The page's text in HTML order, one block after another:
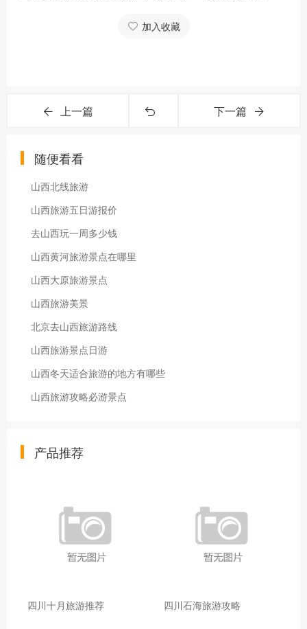
加入收藏
上一篇 下一篇
随便看看
山西北线旅游
山西旅游五日游报价
去山西玩一周多少钱
山西黄河旅游景点在哪里
山西大原旅游景点
山西旅游美景
北京去山西旅游路线
山西旅游景点日游
山西冬天适合旅游的地方有哪些
山西旅游攻略必游景点
产品推荐
四川十月旅游推荐 四川石海旅游攻略